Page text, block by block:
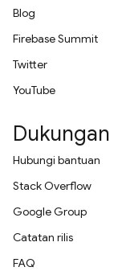
Blog
Firebase Summit
Twitter
YouTube
Dukungan
Hubungi bantuan
Stack Overflow
Google Group
Catatan rilis
FAQ